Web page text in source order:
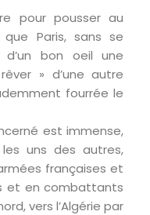
pour pousser au
Paris, sans se
bon oeil une
» d’une autre
fourrée le
est immense,
uns des autres,
françaises et
et en combattants
vers l’Algérie par